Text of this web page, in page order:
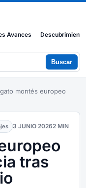
Avances
Buscar
montés europeo
3 JUNIO 20262 MIN
tras